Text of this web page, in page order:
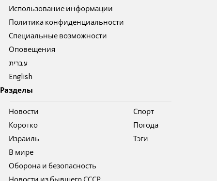
Использование информации
Политика конфиденциальности
Специальные возможности
Оповещения
עברית
English
Разделы
Новости
Коротко
Израиль
В мире
Оборона и безопасность
Спорт
Погода
Тэги